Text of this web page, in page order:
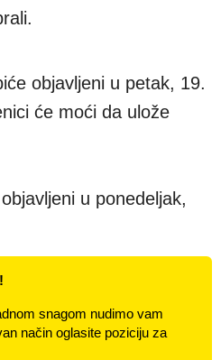
objavljeni u petak, 19.
će moći da ulože
u ponedeljak,
snagom nudimo vam
način oglasite poziciju za